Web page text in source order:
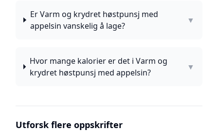
Er Varm og krydret høstpunsj med
appelsin vanskelig å lage?
▼
Hvor mange kalorier er det i Varm og
krydret høstpunsj med appelsin?
▼
Utforsk flere oppskrifter